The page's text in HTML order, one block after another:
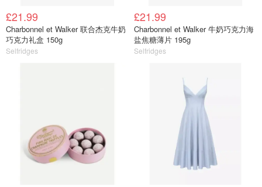
£21.99
Charbonnel et Walker 联合杰克牛奶
巧克力礼盒 150g
Selfridges
£21.99
Charbonnel et Walker 牛奶巧克力海
盐焦糖薄片 195g
Selfridges